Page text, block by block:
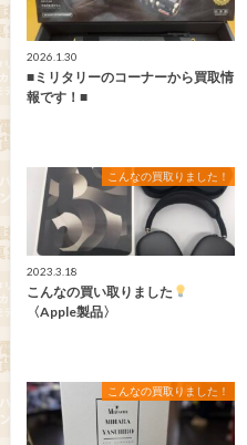
2026.1.30
■ミリタリーのコーナーから買取情
報です！■
こんなの買取りました！
2023.3.18
こんなの買い取りました
〈Apple製品〉
こんなの買取りました！